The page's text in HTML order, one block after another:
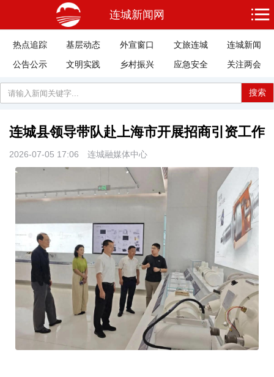
连城新闻网
热点追踪 基层动态 外宣窗口 文旅连城
连城新闻
公告公示
文明实践 乡村振兴 应急安全 关注两会
搜索
连城县领导带队赴上海市开展招商引资工作
2026-07-05 17:06 连城融媒体中心